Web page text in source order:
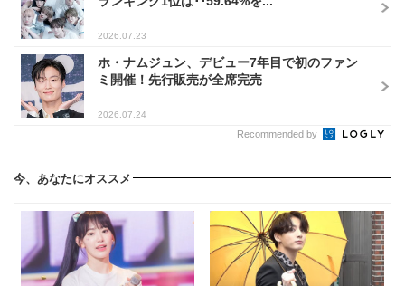
2026.07.23
ホ・ナムジュン、デビュー7年目で初のファン
ミ開催！先行販売が全席完売
2026.07.24
Recommended by
今、あなたにオススメ